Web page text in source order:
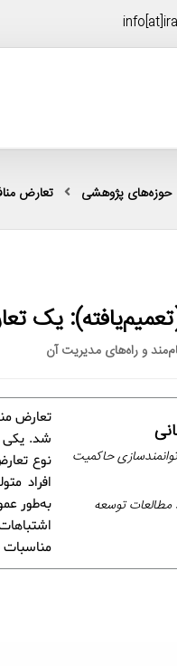
حوزه‌های پژوهشی تعارض
یک
و راه‌های مدیریت آن
تعارض
شد. یکی
نوع
افراد
به‌طور
حاکمیت
مطالعات توسعه